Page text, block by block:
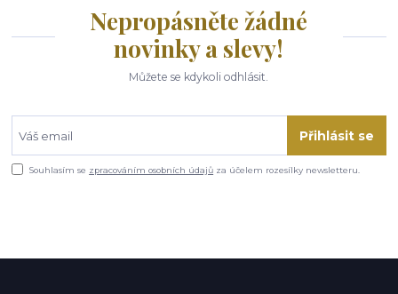
Nepropásněte žádné
novinky a slevy!
Můžete se kdykoli odhlásit.
Přihlásit se
Souhlasím se zpracováním osobních údajů za účelem rozesílky newsletteru.